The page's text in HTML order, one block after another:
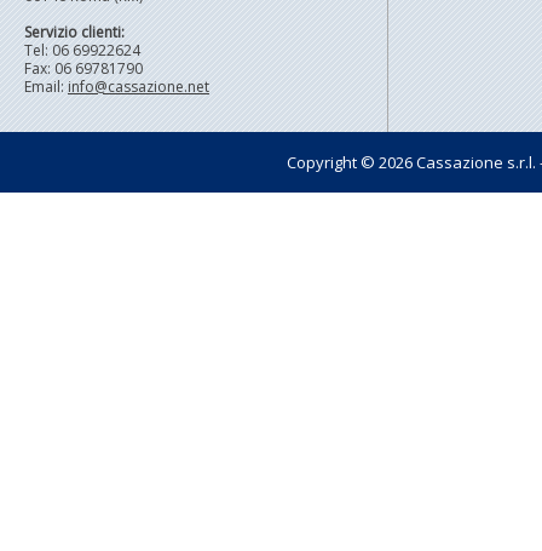
Servizio clienti:
Tel: 06 69922624
Fax: 06 69781790
Email: info@cassazione.net
Copyright © 2026 Cassazione s.r.l.